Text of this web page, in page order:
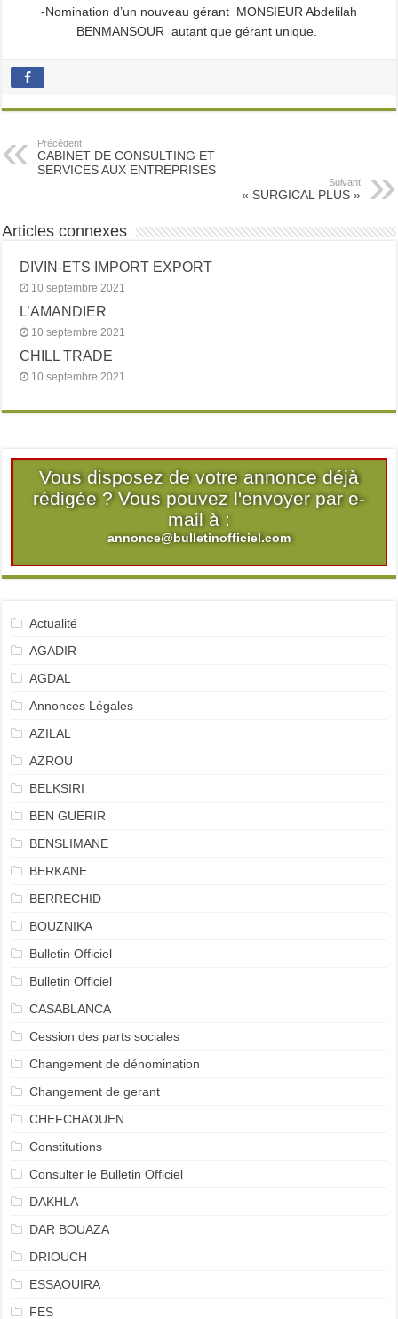
-Nomination d’un nouveau gérant MONSIEUR Abdelilah
BENMANSOUR autant que gérant unique.
Précédent
CABINET DE CONSULTING ET
SERVICES AUX ENTREPRISES
Suivant
« SURGICAL PLUS »
Articles connexes
DIVIN-ETS IMPORT EXPORT
10 septembre 2021
L’AMANDIER
10 septembre 2021
CHILL TRADE
10 septembre 2021
Vous disposez de votre annonce déjà
rédigée ? Vous pouvez l'envoyer par e-
mail à :
annonce@bulletinofficiel.com
Actualité
AGADIR
AGDAL
Annonces Légales
AZILAL
AZROU
BELKSIRI
BEN GUERIR
BENSLIMANE
BERKANE
BERRECHID
BOUZNIKA
Bulletin Officiel
Bulletin Officiel
CASABLANCA
Cession des parts sociales
Changement de dénomination
Changement de gerant
CHEFCHAOUEN
Constitutions
Consulter le Bulletin Officiel
DAKHLA
DAR BOUAZA
DRIOUCH
ESSAOUIRA
FES